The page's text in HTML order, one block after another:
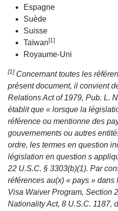
Espagne
Suède
Suisse
Taïwan [1]
Royaume-Uni
[1] Concernant toutes les
présent document, il convient
Relations Act of 1979, Pub. L.
établit que « lorsque la
référence ou mentionne des
gouvernements ou autres
ordre, les termes en question
législation en question s
22 U.S.C. § 3303(b)(1). Par
références au(x) « pays »
Visa Waiver Program, Section
Nationality Act, 8 U.S.C. 1187,